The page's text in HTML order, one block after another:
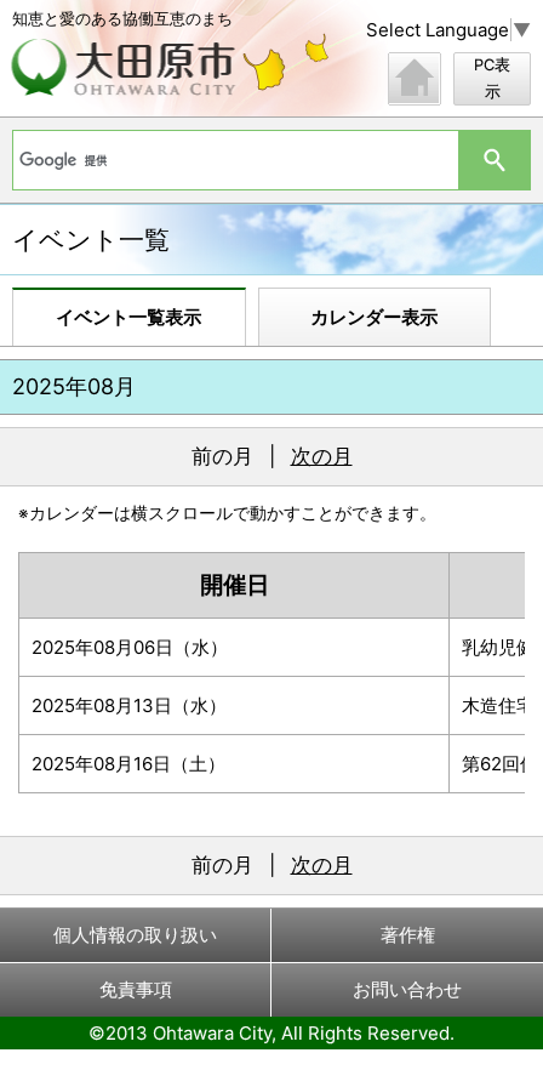
知恵と愛のある協働互恵のまち Select Language ▼
PC表
示
イベント一覧
イベント一覧表示 カレンダー表示
2025年08月
前の月 次の月
※カレンダーは横スクロールで動かすことができます。
開催日
2025年08月06日（水） 乳幼児健
2025年08月13日（水） 木造住宅
2025年08月16日（土） 第62回佐
前の月 次の月
個人情報の取り扱い 著作権
免責事項
お問い合わせ
©2013 Ohtawara City, All Rights Reserved.